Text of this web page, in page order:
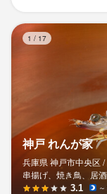
1 / 17
神戸 れんが家
兵庫県 神戸市中央区 /
串揚げ、焼き鳥、居
3.1